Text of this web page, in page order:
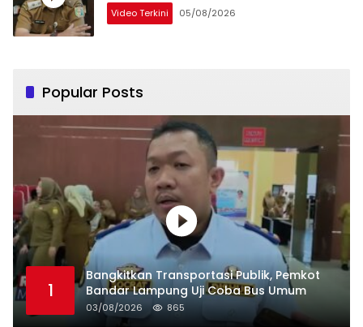
Video Terkini 05/08/2026
Popular Posts
1
Bangkitkan Transportasi Publik, Pemkot
Bandar Lampung Uji Coba Bus Umum
03/08/2026 865